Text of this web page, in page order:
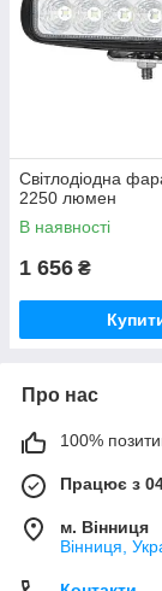
Світлодіодна
2250 люмен
В наявності
1 656 ₴
Про нас
100%
Працює з
м. Вінниця
Вінниця,